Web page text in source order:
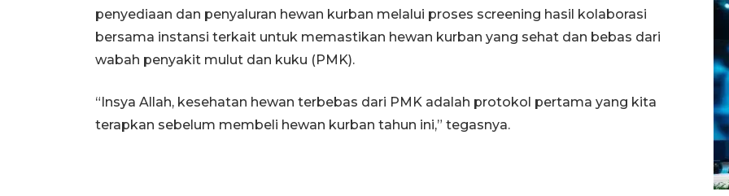
penyediaan dan penyaluran hewan kurban melalui proses screening hasil kolaborasi
bersama instansi terkait untuk memastikan hewan kurban yang sehat dan bebas dari
wabah penyakit mulut dan kuku (PMK).
“Insya Allah, kesehatan hewan terbebas dari PMK adalah protokol pertama yang kita
terapkan sebelum membeli hewan kurban tahun ini,” tegasnya.